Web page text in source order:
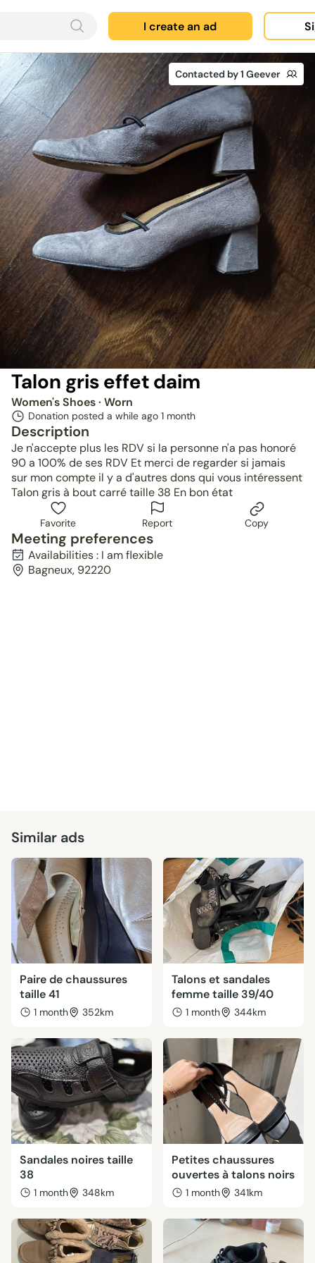
I create an ad
Contacted by 1 Geever
Talon gris effet daim
Women's Shoes· Worn
Donation posted a while ago 1 month
Description
Je n'accepte plus les RDV si la personne n'a pas honoré
90 a 100% de ses RDV Et merci de regarder si jamais
sur mon compte il y a d'autres dons qui vous intéressent
Talon gris à bout carré taille 38 En bon état
Favorite Report Copy
Meeting preferences
Availabilities : I am flexible
Bagneux, 92220
Similar ads
Paire de chaussures
taille 41
1 month 352km
Talons et sandales
femme taille 39/40
1 month 344km
Sandales noires taille
38
1 month 348km
Petites chaussures
ouvertes à talons noirs
1 month 341km